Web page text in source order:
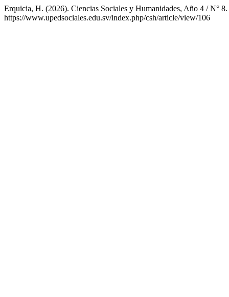
Erquicia, H. (2026). Ciencias Sociales y Humanidades, Año 4 / N° 8.
https://www.upedsociales.edu.sv/index.php/csh/article/view/106